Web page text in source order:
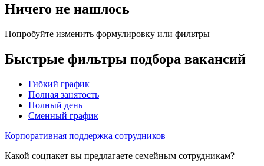
Ничего не нашлось
Попробуйте изменить формулировку или фильтры
Быстрые фильтры подбора вакансий
Гибкий график
Полная занятость
Полный день
Сменный график
Корпоративная поддержка сотрудников
Какой соцпакет вы предлагаете семейным сотрудникам?